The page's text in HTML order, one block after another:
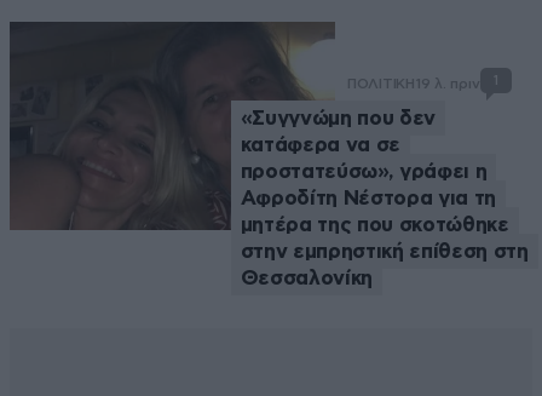
ΠΟΛΙΤΙΚΗ 19 λ. πριν 1
«Συγγνώμη που δεν
κατάφερα να σε
προστατεύσω», γράφει η
Αφροδίτη Νέστορα για τη
μητέρα της που σκοτώθηκε
στην εμπρηστική επίθεση στη
Θεσσαλονίκη